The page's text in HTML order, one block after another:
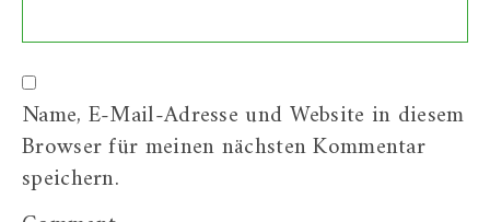
Name, E-Mail-Adresse und Website in diesem
Browser für meinen nächsten Kommentar
speichern.